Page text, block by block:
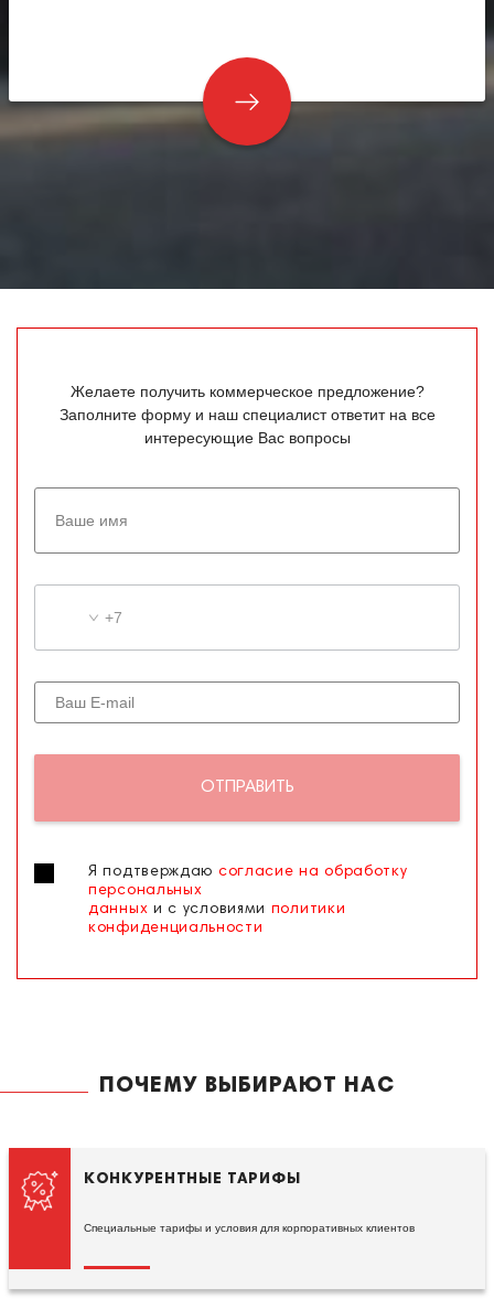
Желаете получить коммерческое предложение?
Заполните форму и наш специалист ответит на все
интересующие Вас вопросы
+7
ОТПРАВИТЬ
Я подтверждаю согласие на обработку
персональных
данных и с условиями политики
конфиденциальности
ПОЧЕМУ ВЫБИРАЮТ НАС
КОНКУРЕНТНЫЕ ТАРИФЫ
Специальные тарифы и условия для корпоративных клиентов